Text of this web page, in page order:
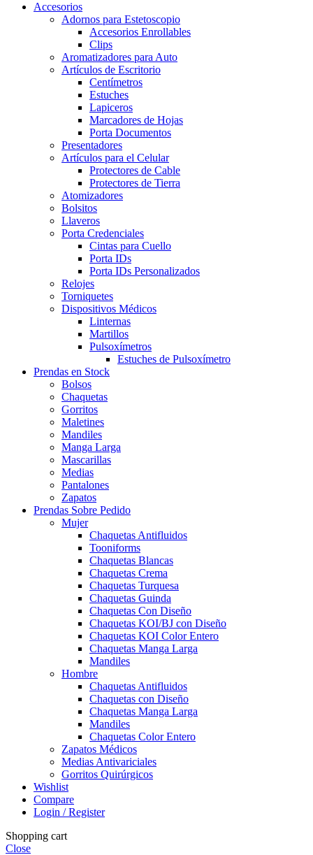
Accesorios
Adornos para Estetoscopio
Accesorios Enrollables
Clips
Aromatizadores para Auto
Artículos de Escritorio
Centímetros
Estuches
Lapiceros
Marcadores de Hojas
Porta Documentos
Presentadores
Artículos para el Celular
Protectores de Cable
Protectores de Tierra
Atomizadores
Bolsitos
Llaveros
Porta Credenciales
Cintas para Cuello
Porta IDs
Porta IDs Personalizados
Relojes
Torniquetes
Dispositivos Médicos
Linternas
Martillos
Pulsoxímetros
Estuches de Pulsoxímetro
Prendas en Stock
Bolsos
Chaquetas
Gorritos
Maletines
Mandiles
Manga Larga
Mascarillas
Medias
Pantalones
Zapatos
Prendas Sobre Pedido
Mujer
Chaquetas Antifluidos
Tooniforms
Chaquetas Blancas
Chaquetas Crema
Chaquetas Turquesa
Chaquetas Guinda
Chaquetas Con Diseño
Chaquetas KOI/BJ con Diseño
Chaquetas KOI Color Entero
Chaquetas Manga Larga
Mandiles
Hombre
Chaquetas Antifluidos
Chaquetas con Diseño
Chaquetas Manga Larga
Mandiles
Chaquetas Color Entero
Zapatos Médicos
Medias Antivariciales
Gorritos Quirúrgicos
Wishlist
Compare
Login / Register
Shopping cart
Close